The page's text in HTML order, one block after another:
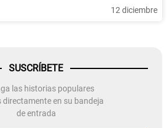
12 diciembre
SUSCRÍBETE
las historias populares
directamente en su bandeja
de entrada